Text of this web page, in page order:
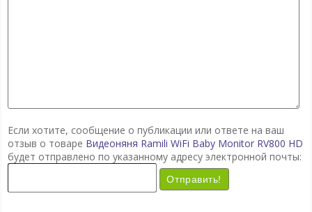
Если хотите, сообщение о публикации или ответе на ваш
отзыв о товаре Видеоняня Ramili WiFi Baby Monitor RV800 HD
будет отправлено по указанному адресу электронной почты:
Отправить!